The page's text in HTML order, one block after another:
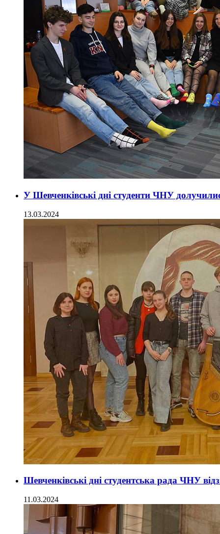
У Шевченківські дні студенти ЧНУ
13.03.2024
Шевченківські дні студентська рада ЧНУ
11.03.2024